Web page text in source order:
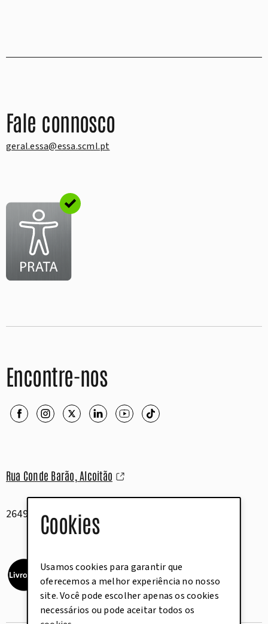
Cookies
Usamos cookies para garantir que
oferecemos a melhor experiência no nosso
site. Você pode escolher apenas os cookies
necessários ou pode aceitar todos os
Fale connosco
geral.essa@essa.scml.pt
Encontre-nos
Rua Conde Barão, Alcoitão
2649-506 Alcabideche